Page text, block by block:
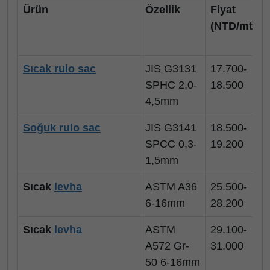
Ürün Özellik
Fiyat
(NTD/mt)
Sıcak rulo sac
JIS G3131
SPHC 2,0-
4,5mm
17.700-
18.500
Soğuk rulo sac
JIS G3141
SPCC 0,3-
1,5mm
18.500-
19.200
Sıcak levha
ASTM A36
6-16mm
25.500-
28.200
Sıcak levha
ASTM
A572 Gr-
50 6-16mm
29.100-
31.000